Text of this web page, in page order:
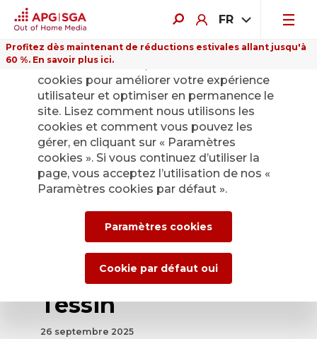
FR
Profitez dès maintenant de réductions estivales allant jusqu'à
60 %. En savoir plus ici.
Retour
Francesca
Conestabile
reprend la direction
d’APG|SGA au
Tessin
26 septembre 2025
Sur ce site Internet, nous utilisons des
cookies pour améliorer votre expérience
utilisateur et optimiser en permanence le
site. Lisez comment nous utilisons les
cookies et comment vous pouvez les
gérer, en cliquant sur « Paramètres
cookies ». Si vous continuez d’utiliser la
page, vous acceptez l’utilisation de nos «
Paramètres cookies par défaut ».
Paramètres cookies
Cookie par défaut oui